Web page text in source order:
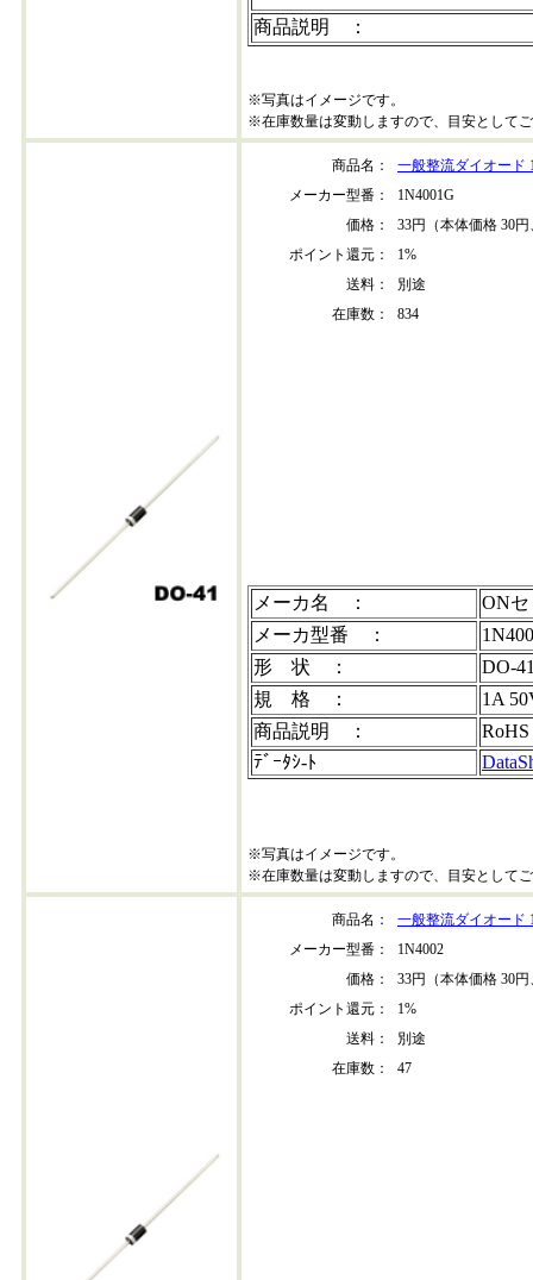
商品説明 ：
※写真はイメージです。
※在庫数量は変動しますので、目安として
商品名：
一般整流ダイオード
メーカー型番：
1N4001G
価格：
33円（本体価格 30
ポイント還元：
1%
送料：
別途
在庫数：
834
メーカ名 ：
ON
メーカ型番 ：
形 状 ：
DO-
規 格 ：
1A
商品説明 ：
RoHS
ﾃﾞｰﾀｼ-ﾄ
※写真はイメージです。
※在庫数量は変動しますので、目安として
商品名：
一般整流ダイオード
メーカー型番：
1N4002
価格：
33円（本体価格 30
ポイント還元：
1%
送料：
別途
在庫数：
47